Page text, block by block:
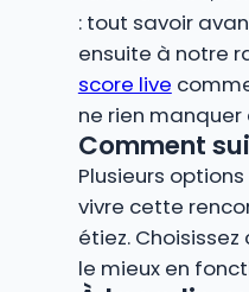
: tout savoir
ensuite à notre
score live
ne rien manquer
Comment
Plusieurs
vivre cette
étiez.
le mieux en